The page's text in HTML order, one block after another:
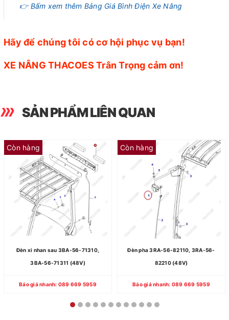
👉 Bấm xem thêm Bảng Giá Bình Điện Xe Nâng
Hãy để chúng tôi có cơ hội phục vụ bạn!
XE NÂNG THACOES Trân Trọng cảm ơn!
SẢN PHẨM LIÊN QUAN
Còn hàng
Đèn xi nhan sau 3BA-56-71310,
3BA-56-71311 (48V)
Báo giá nhanh: 089 669 5959
Còn hàng
Đèn pha 3RA-56-82110, 3RA-56-
82210 (48V)
Báo giá nhanh: 089 669 5959